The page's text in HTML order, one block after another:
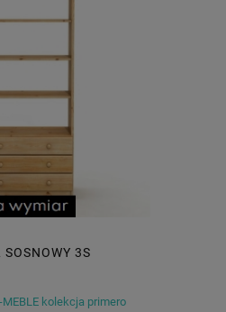
SOSNOWY 3S
MEBLE kolekcja primero